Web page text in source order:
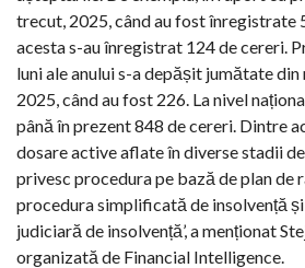
trecut, 2025, când au fost înregistrate
acesta s-au înregistrat 124 de cereri.
luni ale anului s-a depășit jumătate
2025, când au fost 226. La nivel
până în prezent 848 de cereri. Dintre
dosare active aflate în diverse stadii
privesc procedura pe bază de plan de
procedura simplificată de insolvență
judiciară de insolvență’, a menționat
organizată de Financial Intelligence.